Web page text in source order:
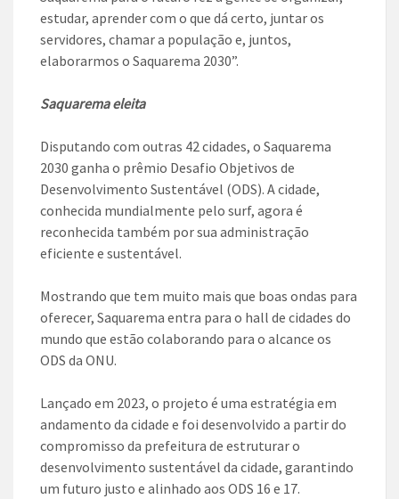
estudar, aprender com o que dá certo, juntar os
servidores, chamar a população e, juntos,
elaborarmos o Saquarema 2030”.
Saquarema eleita
Disputando com outras 42 cidades, o Saquarema
2030 ganha o prêmio Desafio Objetivos de
Desenvolvimento Sustentável (ODS). A cidade,
conhecida mundialmente pelo surf, agora é
reconhecida também por sua administração
eficiente e sustentável.
Mostrando que tem muito mais que boas ondas para
oferecer, Saquarema entra para o hall de cidades do
mundo que estão colaborando para o alcance os
ODS da ONU.
Lançado em 2023, o projeto é uma estratégia em
andamento da cidade e foi desenvolvido a partir do
compromisso da prefeitura de estruturar o
desenvolvimento sustentável da cidade, garantindo
um futuro justo e alinhado aos ODS 16 e 17.